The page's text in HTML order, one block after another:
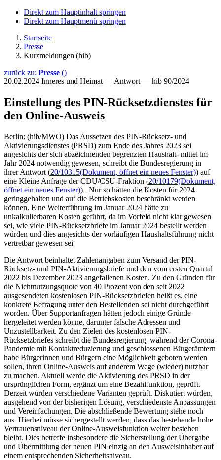
Direkt zum Hauptinhalt springen
Direkt zum Hauptmenü springen
Startseite
Presse
Kurzmeldungen (hib)
zurück zu: Presse ()
20.02.2024 Inneres und Heimat — Antwort — hib 90/2024
Einstellung des PIN-Rücksetzdienstes für
den Online-Ausweis
Berlin: (hib/MWO) Das Aussetzen des PIN-Rücksetz- und
Aktivierungsdienstes (PRSD) zum Ende des Jahres 2023 sei
angesichts der sich abzeichnenden begrenzten Haushalt- mittel im
Jahr 2024 notwendig gewesen, schreibt die Bundesregierung in
ihrer Antwort (20/10315(Dokument, öffnet ein neues Fenster)) auf
eine Kleine Anfrage der CDU/CSU-Fraktion (20/10179(Dokument,
öffnet ein neues Fenster)),. Nur so hätten die Kosten für 2024
geringgehalten und auf die Betriebskosten beschränkt werden
können. Eine Weiterführung im Januar 2024 hätte zu
unkalkulierbaren Kosten geführt, da im Vorfeld nicht klar gewesen
sei, wie viele PIN-Rücksetzbriefe im Januar 2024 bestellt werden
würden und dies angesichts der vorläufigen Haushaltsführung nicht
vertretbar gewesen sei.
Die Antwort beinhaltet Zahlenangaben zum Versand der PIN-
Rücksetz- und PIN-Aktivierungsbriefe und den vom ersten Quartal
2022 bis Dezember 2023 angefallenen Kosten. Zu den Gründen für
die Nichtnutzungsquote von 40 Prozent von den seit 2022
ausgesendeten kostenlosen PIN-Rücksetzbriefen heißt es, eine
konkrete Befragung unter den Bestellenden sei nicht durchgeführt
worden. Über Supportanfragen hätten jedoch einige Gründe
hergeleitet werden könne, darunter falsche Adressen und
Unzustellbarkeit. Zu den Zielen des kostenlosen PIN-
Rücksetzbriefes schreibt die Bundesregierung, während der Corona-
Pandemie mit Kontaktreduzierung und geschlossenen Bürgerämtern
habe Bürgerinnen und Bürgern eine Möglichkeit geboten werden
sollen, ihren Online-Ausweis auf anderem Wege (wieder) nutzbar
zu machen. Aktuell werde die Aktivierung des PRSD in der
ursprünglichen Form, ergänzt um eine Bezahlfunktion, geprüft.
Derzeit würden verschiedene Varianten geprüft. Diskutiert würden,
ausgehend von der bisherigen Lösung, verschiedenste Anpassungen
und Vereinfachungen. Die abschließende Bewertung stehe noch
aus. Hierbei müsse sichergestellt werden, dass das bestehende hohe
Vertrauensniveau der Online-Ausweisfunktion weiter bestehen
bleibt. Dies betreffe insbesondere die Sicherstellung der Übergabe
und Übermittlung der neuen PIN einzig an den Ausweisinhaber auf
einem entsprechenden Sicherheitsniveau.